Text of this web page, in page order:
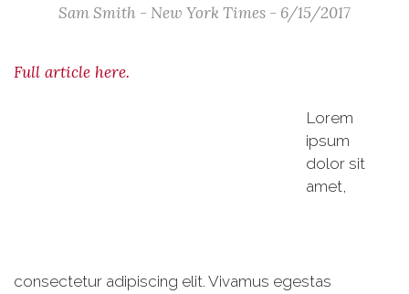
Sam Smith - New York Times - 6/15/2017
Full article here.
Lorem
ipsum
dolor sit
amet,
consectetur adipiscing elit. Vivamus egestas